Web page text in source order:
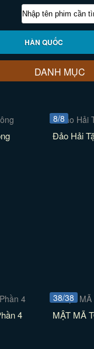
HÀN QUỐC
DANH MỤC
8/8
Đảo Hải
4
38/38
MẬT MÃ